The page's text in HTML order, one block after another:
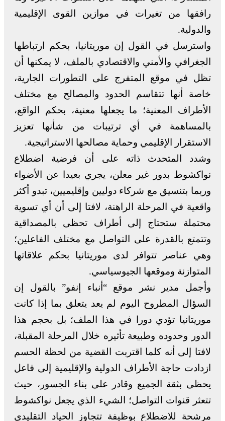
رافقها من تغيرات في موازين القوى الإقليمية
والدولية.
واسترسل في القول إن موريتانيا، بحكم ارتباطها
الجغرافي والأمني والاقتصادي بالملف، لا يمكنها أن
تظل في موقع المتفرج على التطورات الجارية،
خاصة أنها تتقاسم الحدود والمصالح مع مختلف
الأطراف المعنية؛ ما يجعلها معنية، بحكم الواقع،
بالمساهمة في أي ترتيبات من شأنها تعزيز
الاستقرار الإقليمي وحماية مصالحها الاستراتيجية.
وشدد المتحدث ذاته على أن فرضية اضطلاع
نواكشوط بدور غير معلن، يجري بعيدا عن الأضواء
وربما بتنسيق مع شركاء دوليين وإقليميين، تبدو أكثر
واقعية في المرحلة الراهنة، لافتا إلى أن أي تسوية
محتملة ستحتاج إلى أطراف تحظى بالمصداقية
وتتمتع بالقدرة على التواصل مع مختلف الفاعلين؛
وهي عناصر تتوافر لدى موريتانيا بحكم علاقاتها
المتوازنة وموقعها الجيوسياسي.
وأجمل مدير نشر موقع “أنباء إنفو” بالقول إن
السؤال المطروح اليوم لم يعد يتعلق بما إذا كانت
موريتانيا تؤدي دورا في هذا الملف؛ بل بحجم هذا
الدور وحدوده وطبيعة تأثيره خلال المرحلة المقبلة،
لافتا إلى أنه كلما اقتربت القضية من لحظة الحسم
ازدادت حاجة الأطراف الدولية والإقليمية إلى فاعل
يحظى بثقة الجميع وقادر على بناء الجسور، حيث
تتعثر قنوات التواصل؛ الشيء الذي يجعل نواكشوط
مرشحة للاضطلاع بوظيفة تتجاوز الحياد التقليدي